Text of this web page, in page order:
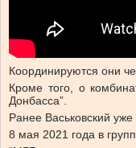
Координируются они
Кроме того, о
Донбасса”.
Ранее Васьковский
8 мая 2021 года в